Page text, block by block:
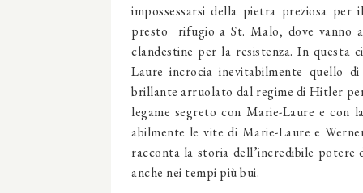
impossessarsi della pietra preziosa
presto rifugio a St. Malo, dove vanno
clandestine per la resistenza. In
Laure incrocia inevitabilmente quello
brillante arruolato dal regime di Hitler
legame segreto con Marie-Laure e con
abilmente le vite di Marie-Laure e
racconta la storia dell’incredibile
anche nei tempi più bui.